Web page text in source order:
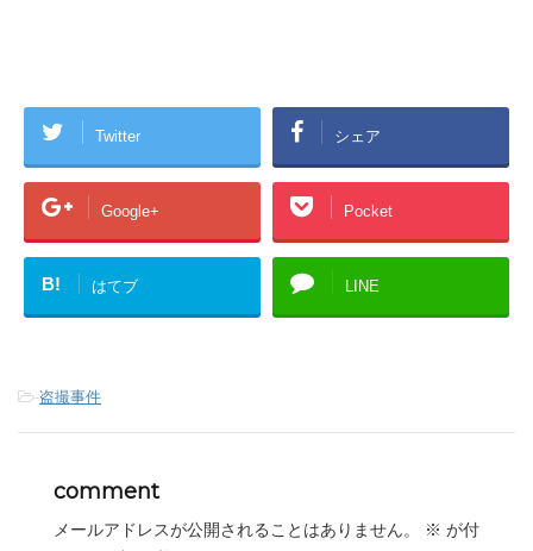
Twitter シェア
Google+ Pocket
B! はてブ LINE
-盗撮事件
comment
メールアドレスが公開されることはありません。 ※ が付